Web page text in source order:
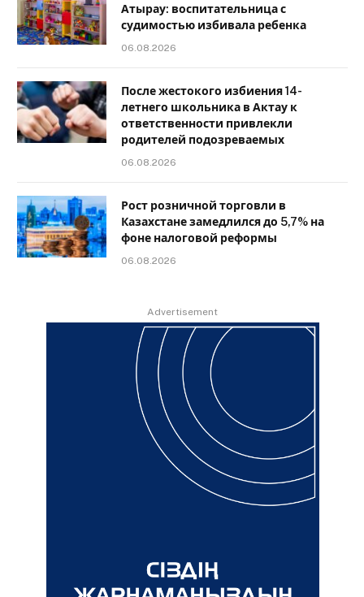
Атырау: воспитательница с
судимостью избивала ребенка
06.08.2026
После жестокого избиения 14-
летнего школьника в Актау к
ответственности привлекли
родителей подозреваемых
06.08.2026
Рост розничной торговли в
Казахстане замедлился до 5,7% на
фоне налоговой реформы
06.08.2026
Advertisement